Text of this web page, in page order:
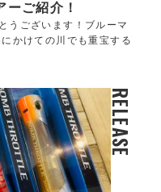
ご紹介！
うございます！ブルーマ
かけての川でも重宝する
RELEASE